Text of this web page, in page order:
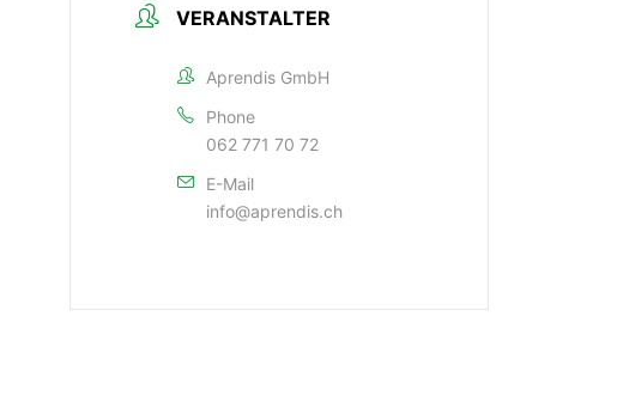
VERANSTALTER
Aprendis GmbH
Phone
062 771 70 72
E-Mail
info@aprendis.ch